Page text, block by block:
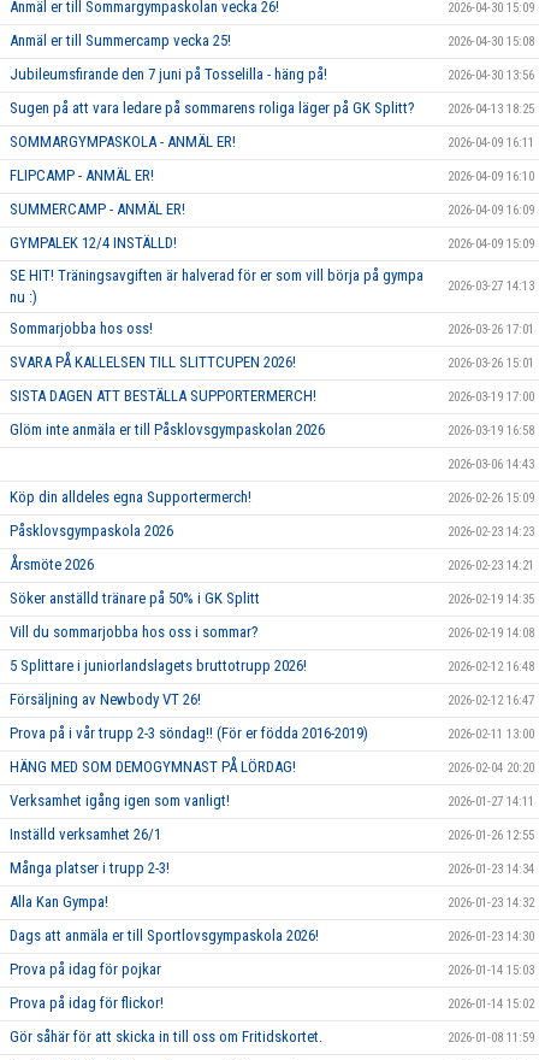
Anmäl er till Sommargympaskolan vecka 26! 2026-04-30 15:09
Anmäl er till Summercamp vecka 25! 2026-04-30 15:08
Jubileumsfirande den 7 juni på Tosselilla - häng på! 2026-04-30 13:56
Sugen på att vara ledare på sommarens roliga läger på GK Splitt? 2026-04-13 18:25
SOMMARGYMPASKOLA - ANMÄL ER! 2026-04-09 16:11
FLIPCAMP - ANMÄL ER! 2026-04-09 16:10
SUMMERCAMP - ANMÄL ER! 2026-04-09 16:09
GYMPALEK 12/4 INSTÄLLD! 2026-04-09 15:09
SE HIT! Träningsavgiften är halverad för er som vill börja på gympa
nu :)
2026-03-27 14:13
Sommarjobba hos oss! 2026-03-26 17:01
SVARA PÅ KALLELSEN TILL SLITTCUPEN 2026! 2026-03-26 15:01
SISTA DAGEN ATT BESTÄLLA SUPPORTERMERCH! 2026-03-19 17:00
Glöm inte anmäla er till Påsklovsgympaskolan 2026 2026-03-19 16:58
2026-03-06 14:43
Köp din alldeles egna Supportermerch! 2026-02-26 15:09
Påsklovsgympaskola 2026 2026-02-23 14:23
Årsmöte 2026 2026-02-23 14:21
Söker anställd tränare på 50% i GK Splitt 2026-02-19 14:35
Vill du sommarjobba hos oss i sommar? 2026-02-19 14:08
5 Splittare i juniorlandslagets bruttotrupp 2026! 2026-02-12 16:48
Försäljning av Newbody VT 26! 2026-02-12 16:47
Prova på i vår trupp 2-3 söndag!! (För er födda 2016-2019) 2026-02-11 13:00
HÄNG MED SOM DEMOGYMNAST PÅ LÖRDAG! 2026-02-04 20:20
Verksamhet igång igen som vanligt! 2026-01-27 14:11
Inställd verksamhet 26/1 2026-01-26 12:55
Många platser i trupp 2-3! 2026-01-23 14:34
Alla Kan Gympa! 2026-01-23 14:32
Dags att anmäla er till Sportlovsgympaskola 2026! 2026-01-23 14:30
Prova på idag för pojkar 2026-01-14 15:03
Prova på idag för flickor! 2026-01-14 15:02
Gör såhär för att skicka in till oss om Fritidskortet. 2026-01-08 11:59